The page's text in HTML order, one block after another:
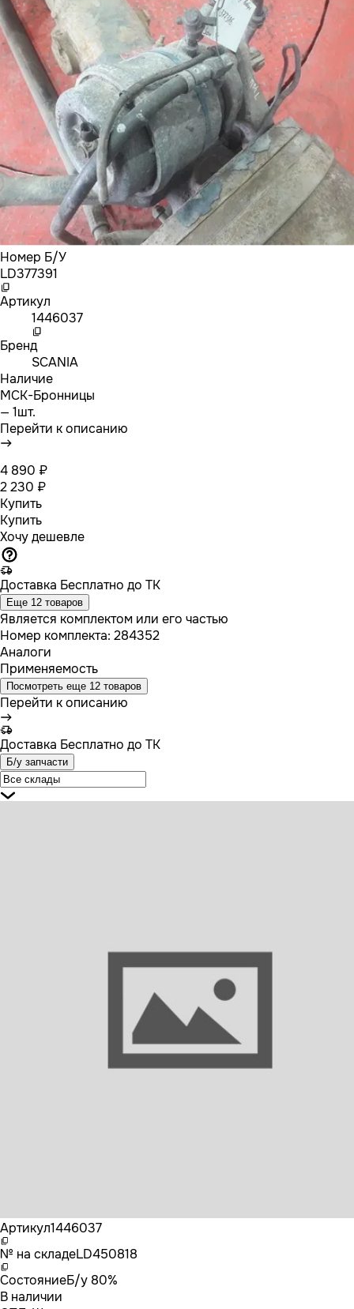
Номер Б/У
LD377391
Артикул
1446037
Бренд
SCANIA
Наличие
МСК-Бронницы
— 1шт.
Перейти к описанию
4 890 ₽
2 230 ₽
Купить
Купить
Хочу дешевле
Доставка Бесплатно до ТК
Еще 12 товаров
Является комплектом или его частью
Номер комплекта: 284352
Аналоги
Применяемость
Посмотреть еще 12 товаров
Перейти к описанию
Доставка Бесплатно до ТК
Б/у запчасти
Артикул1446037
№ на складеLD450818
СостояниеБ/у 80%
В наличии